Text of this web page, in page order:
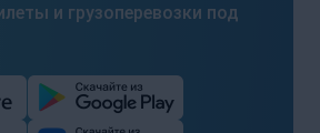
и грузоперевозки под